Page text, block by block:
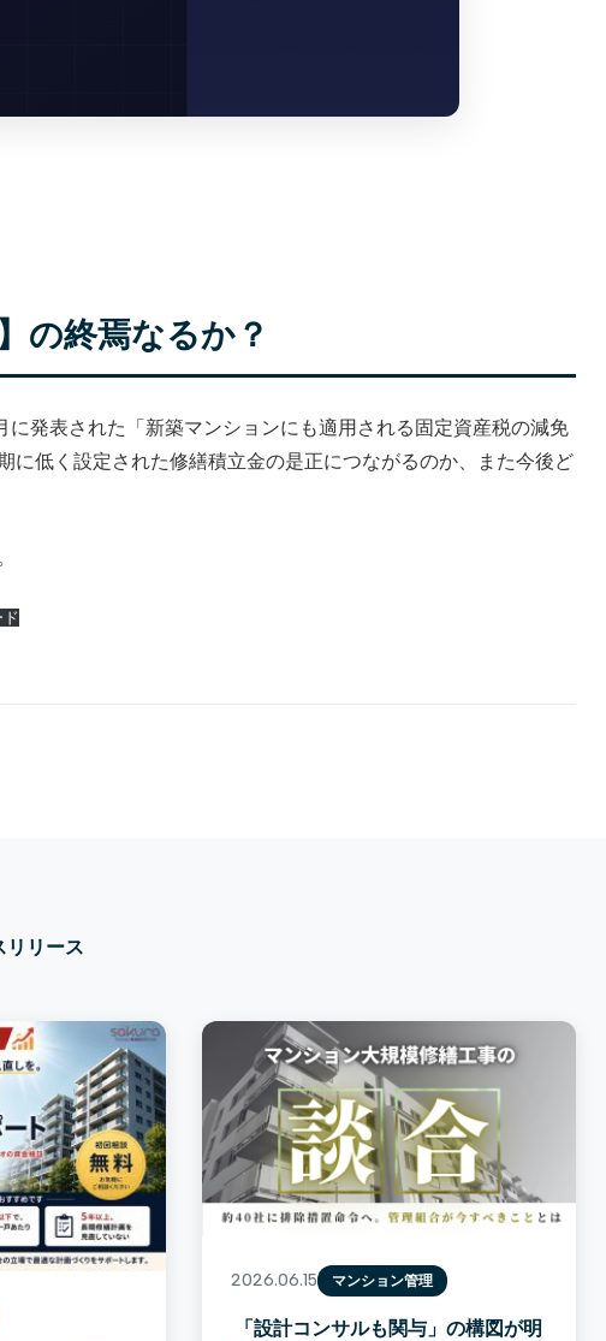
の終焉なるか？
発表された「新築マンションにも適用される固定資産税の減免
低く設定された修繕積立金の是正につながるのか、また今後ど
ド
リリース
2026.06.15 マンション管理
「設計コンサルも関与」の構図が明